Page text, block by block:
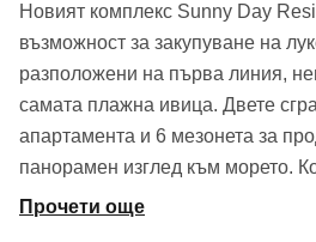
Новият комплекс Sunny Day
възможност за закупуване на
разположени на първа линия,
самата плажна ивица. Двете
апартамента и 6 мезонета за
панорамен изглед към морето.
Прочети още